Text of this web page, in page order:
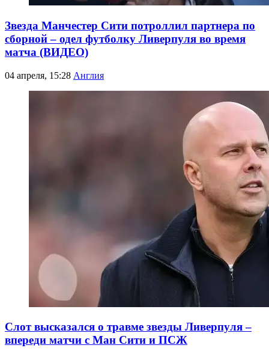
Звезда Манчестер Сити потроллил партнера по
сборной – одел футболку Ливерпуля во время
матча (ВИДЕО)
04 апреля, 15:28 Англия
Слот высказался о травме звезды Ливерпуля –
впереди матчи с Ман Сити и ПСЖ